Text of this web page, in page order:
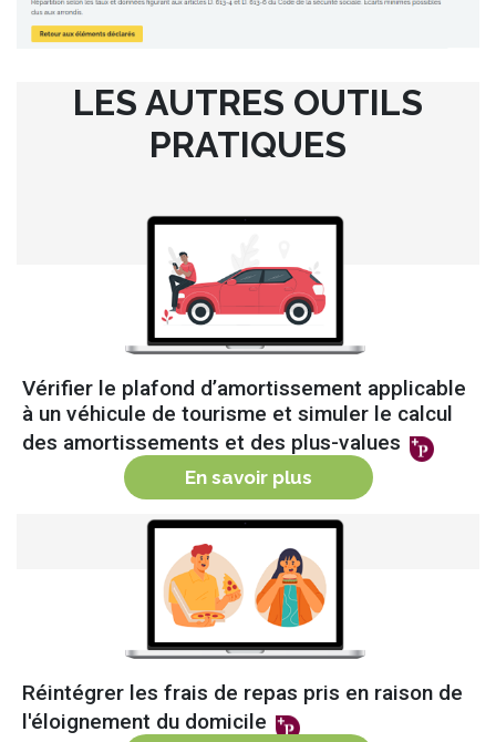
LES AUTRES OUTILS
PRATIQUES
Vérifier le plafond d’amortissement applicable
à un véhicule de tourisme et simuler le calcul
des amortissements et des plus-values
En savoir plus Vérifier le
Réintégrer les frais de repas pris en raison de
l'éloignement du domicile